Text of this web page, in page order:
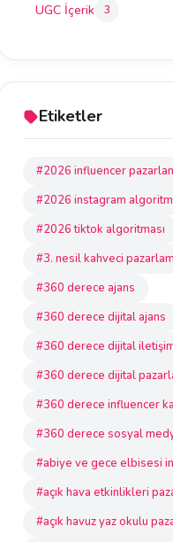
UGC İçerik 3
Etiketler
#2026 influencer
#2026 instagram
#2026 tiktok algoritması
#3. nesil kahveci
#360 derece ajans
#360 derece dijital ajans
#360 derece dijital
#360 derece dijital
#360 derece influencer
#360 derece sosyal
#abiye ve gece elbisesi
#açık hava etkinlikleri
#açık havuz yaz okulu